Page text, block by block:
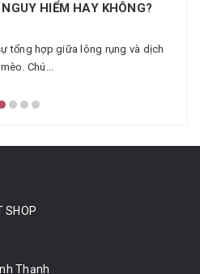
HIỂM HAY KHÔNG?
tổng hợp giữa lông rụng và dịch
Chú...
SHOP
Thạnh